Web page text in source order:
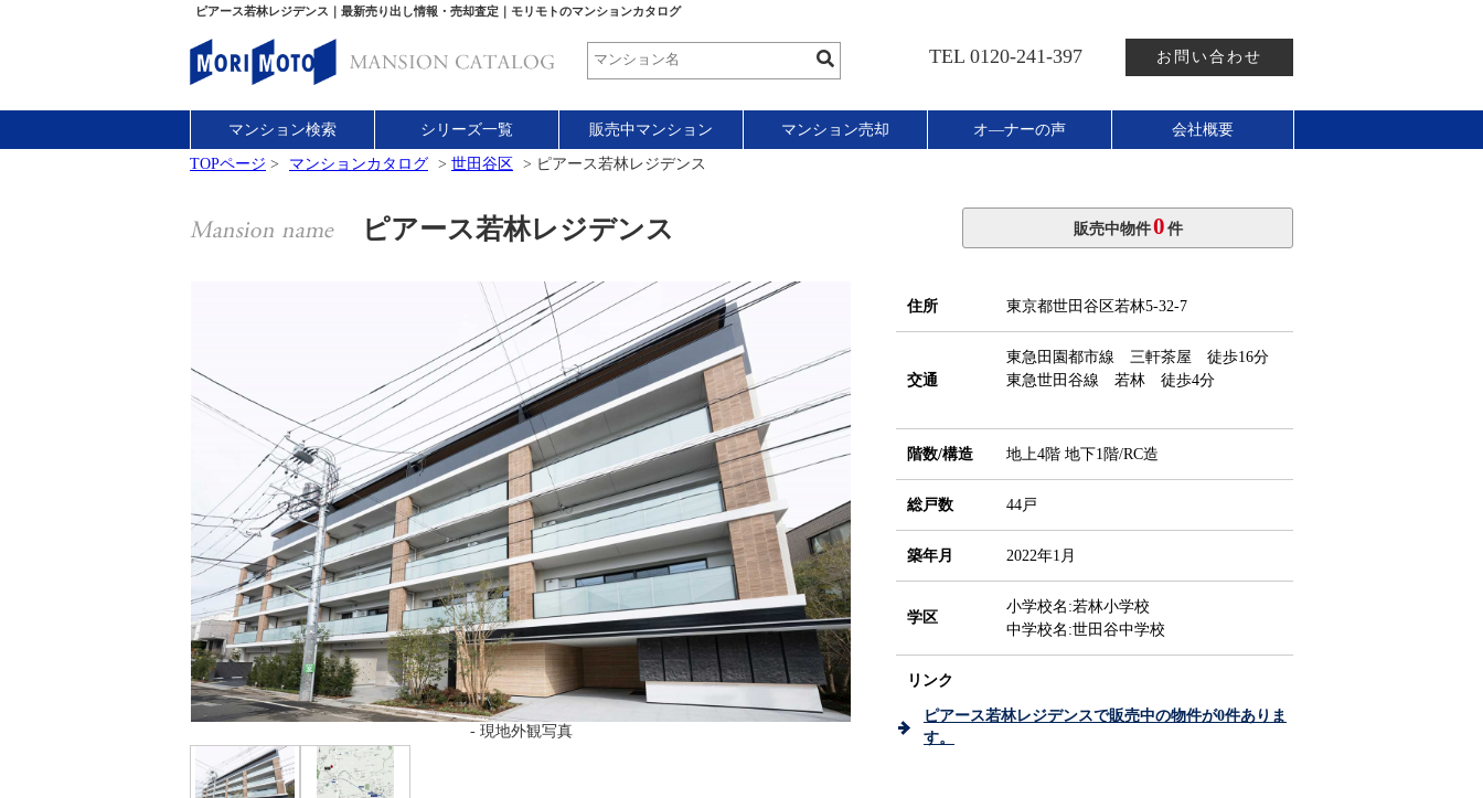
ピアース若林レジデンス｜最新売り出し情報・売却査定｜モリモトのマンションカタログ
TEL 0120-241-397 お問い合わせ
マンション検索 シリーズ一覧 販売中マンション マンション売却 オ―ナーの声 会社概要
TOPページ > マンションカタログ > 世田谷区 > ピアース若林レジデンス
ピアース若林レジデンス 販売中物件0 件
- 現地外観写真
住所 東京都世田谷区若林5-32-7
交通
東急田園都市線 三軒茶屋 徒歩16分
東急世田谷線 若林 徒歩4分
階数/構造 地上4階 地下1階/RC造
総戸数 44戸
築年月 2022年1月
学区
小学校名:若林小学校
中学校名:世田谷中学校
リンク
ピアース若林レジデンスで販売中の物件が0件ありま
す。